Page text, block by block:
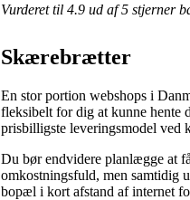
Vurderet til 4.9 ud af 5 stjerner
Skærebrætter
En stor portion webshops i
fleksibelt for dig at kunne hente
prisbilligste leveringsmodel
Du bør endvidere planlægge at
omkostningsfuld, men samtidig
bopæl i kort afstand af internet